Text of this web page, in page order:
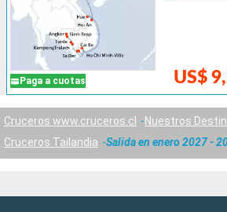
Paga a cuotas US$
Cruceros www.cruceros.cl
Nuestros
Cruceros Tailandia
Salida en enero 2027 -